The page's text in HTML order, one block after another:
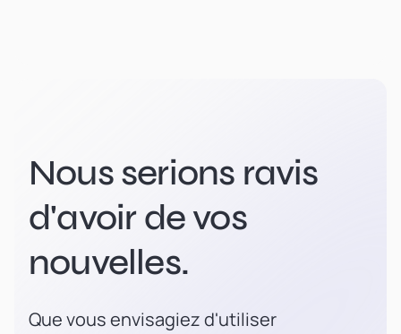
Nous serions ravis
d'avoir de vos
nouvelles.
Que vous envisagiez d'utiliser